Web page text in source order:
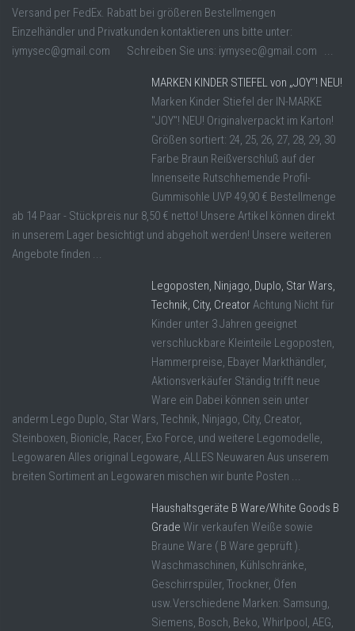
Versand per FedEx. Rabatt bei größeren Bestellmengen
Einzelhändler und Privatkunden kontaktieren uns bitte unter:
iymysec@gmail.com Schreiben Sie uns: iymysec@gmail.com ...
MARKEN KINDER STIEFEL von „JOY“! NEU!
Marken Kinder Stiefel der IN-MARKE
"JOY"! NEU! Originalverpackt im Karton!
Größen sortiert: 24, 25, 26, 27, 28, 29, 30
Farbe Braun Reißverschluß auf der
Innenseite Rutschhemende Profil-
Gummisohle UVP 49,90 € Bestellmenge
ab 14 Paar - Stückpreis nur 8,50 € netto! Unsere Artikel können direkt
in unserem Lager besichtigt und abgeholt werden! Unsere weiteren
Angebote finden ...
Legoposten, Ninjago, Duplo, Star Wars,
Technik, City, CreatorAchtung Nicht für
Kinder unter 3 Jahren geeignet
verschluckbare Kleinteile Legoposten,
Hammerpreise, Ebayer Markthändler,
Aktionsverkäufer Ständig trifft neue
Ware ein Dabei können sein unter
anderm Lego Duplo, Star Wars, Technik, Ninjago, City, Creator,
Steinboxen, Bionicle, Racer, Exo Force, und weitere Legomodelle,
Legowaren Alles original Legoware, ALLES Neuwaren Aus unserem
breiten Sortiment an Legowaren mischen wir bunte Posten ...
Haushaltsgeräte B Ware/White Goods B
Grade Wir verkaufen Weiße sowie
Braune Ware ( B Ware geprüft ).
Waschmaschinen, Kühlschränke,
Geschirrspüler, Trockner, Öfen
usw.Verschiedene Marken: Samsung,
Siemens, Bosch, Beko, Whirlpool, AEG,